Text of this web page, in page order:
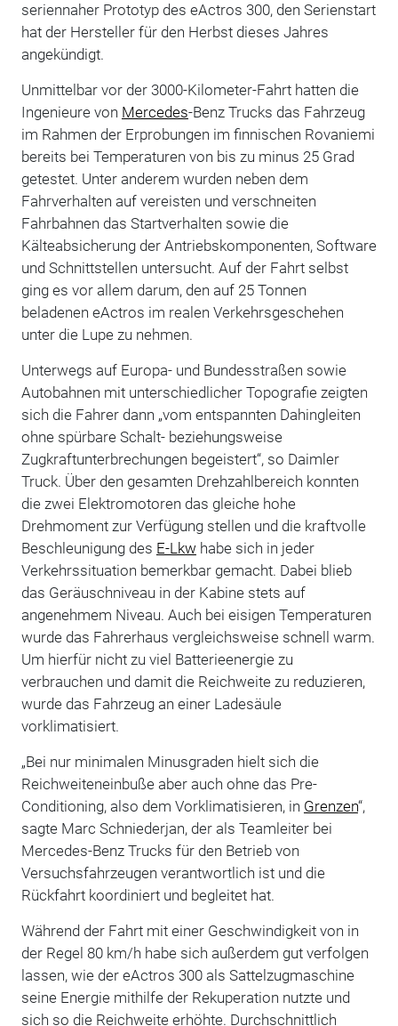
seriennaher Prototyp des eActros 300, den Serienstart
hat der Hersteller für den Herbst dieses Jahres
angekündigt.
Unmittelbar vor der 3000-Kilometer-Fahrt hatten die
Ingenieure von Mercedes-Benz Trucks das Fahrzeug
im Rahmen der Erprobungen im finnischen Rovaniemi
bereits bei Temperaturen von bis zu minus 25 Grad
getestet. Unter anderem wurden neben dem
Fahrverhalten auf vereisten und verschneiten
Fahrbahnen das Startverhalten sowie die
Kälteabsicherung der Antriebskomponenten, Software
und Schnittstellen untersucht. Auf der Fahrt selbst
ging es vor allem darum, den auf 25 Tonnen
beladenen eActros im realen Verkehrsgeschehen
unter die Lupe zu nehmen.
Unterwegs auf Europa- und Bundesstraßen sowie
Autobahnen mit unterschiedlicher Topografie zeigten
sich die Fahrer dann „vom entspannten Dahingleiten
ohne spürbare Schalt- beziehungsweise
Zugkraftunterbrechungen begeistert“, so Daimler
Truck. Über den gesamten Drehzahlbereich konnten
die zwei Elektromotoren das gleiche hohe
Drehmoment zur Verfügung stellen und die kraftvolle
Beschleunigung des E-Lkw habe sich in jeder
Verkehrssituation bemerkbar gemacht. Dabei blieb
das Geräuschniveau in der Kabine stets auf
angenehmem Niveau. Auch bei eisigen Temperaturen
wurde das Fahrerhaus vergleichsweise schnell warm.
Um hierfür nicht zu viel Batterieenergie zu
verbrauchen und damit die Reichweite zu reduzieren,
wurde das Fahrzeug an einer Ladesäule
vorklimatisiert.
„Bei nur minimalen Minusgraden hielt sich die
Reichweiteneinbuße aber auch ohne das Pre-
Conditioning, also dem Vorklimatisieren, in Grenzen“,
sagte Marc Schniederjan, der als Teamleiter bei
Mercedes-Benz Trucks für den Betrieb von
Versuchsfahrzeugen verantwortlich ist und die
Rückfahrt koordiniert und begleitet hat.
Während der Fahrt mit einer Geschwindigkeit von in
der Regel 80 km/h habe sich außerdem gut verfolgen
lassen, wie der eActros 300 als Sattelzugmaschine
seine Energie mithilfe der Rekuperation nutzte und
sich so die Reichweite erhöhte. Durchschnittlich